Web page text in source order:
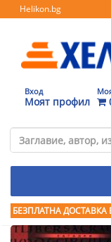
Helikon.bg
Вход
Моят профил
БЕЗПЛАТНА ДОСТАВКА